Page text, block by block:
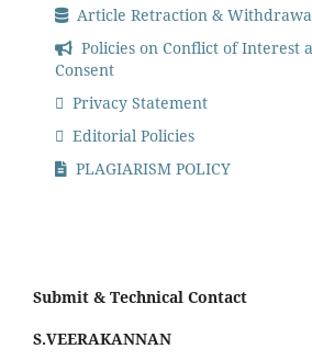
Article Retraction &
Policies on Conflict of Interest
Consent
Privacy Statement
Editorial Policies
PLAGIARISM POLICY
Submit & Technical Contact
S.VEERAKANNAN